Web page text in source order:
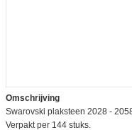
Omschrijving
Swarovski plaksteen 2028 -
Verpakt per 144 stuks.